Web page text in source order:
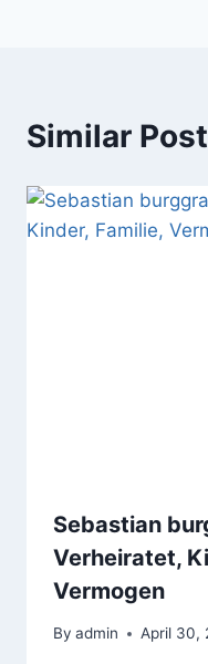
Similar
Sebastian
Verheiratet,
Vermogen
By admin April 30,